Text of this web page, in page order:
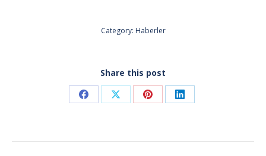
Category: Haberler
Share this post
Share
Facebook
Share
X
Share
Pinterest
Share
LinkedIn